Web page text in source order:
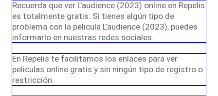
Recuerda que ver L’audience (2023) online en Repelis
es totalmente gratis. Si tienes algún tipo de
problema con la pelicula L’audience (2023), puedes
informarlo en nuestras redes sociales.
En Repelis te facilitamos los enlaces para ver
peliculas online gratis y sin ningún tipo de registro o
restricción.